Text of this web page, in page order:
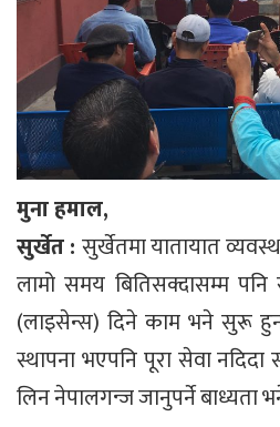
मुना हमाल,
सुर्खेत : सुर्खेतमा यातायात
लामो समय बितिसक्दासम्म
(लाइसेन्स) दिने काम भने सुरू
स्थापना भएपनि पूरा सेवा
लिन नेपालगन्ज जानुपर्ने बाध्यता